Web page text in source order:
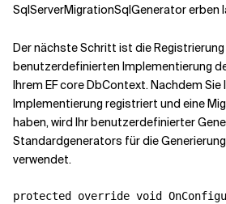
SqlServerMigrationSqlGenerator erben
Der nächste Schritt ist die Registrierung
benutzerdefinierten Implementierung
Ihrem EF core DbContext. Nachdem
Implementierung registriert und eine
haben, wird Ihr benutzerdefinierter
Standardgenerators für die
verwendet.
protected override void